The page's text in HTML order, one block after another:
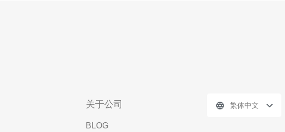
关于公司
BLOG
繁体中文